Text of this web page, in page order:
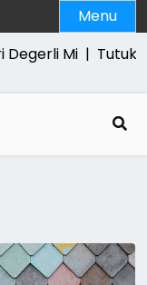
Menu
Mi |Tutuklama